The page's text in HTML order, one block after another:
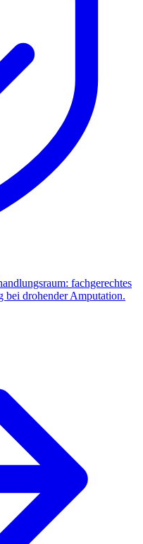
fachgerechtes
bei drohender Amputation.